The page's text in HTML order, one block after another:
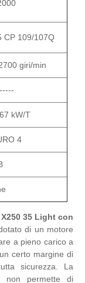
CP 109/107Q
giri/min
-----
kW/T
4
X250 35 Light con
di un motore
a pieno carico a
certo margine di
sicurezza. La
non permette di